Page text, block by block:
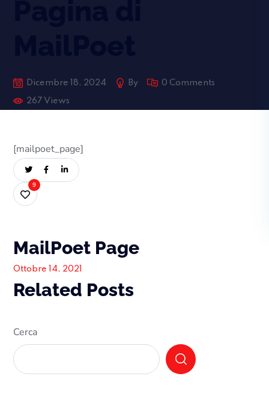
Dicembre 18, 2024 By 0 Comments
267 Views
[mailpoet_page]
9
MailPoet Page
Ottobre 14, 2021
Related Posts
Cerca